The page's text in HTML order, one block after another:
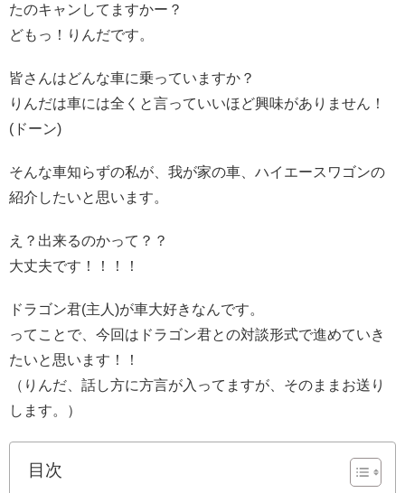
たのキャンしてますかー？
どもっ！りんだです。
皆さんはどんな車に乗っていますか？
りんだは車には全くと言っていいほど興味がありません！
(ドーン)
そんな車知らずの私が、我が家の車、ハイエースワゴンの
紹介したいと思います。
え？出来るのかって？？
大丈夫です！！！！
ドラゴン君(主人)が車大好きなんです。
ってことで、今回はドラゴン君との対談形式で進めていき
たいと思います！！
（りんだ、話し方に方言が入ってますが、そのままお送り
します。）
目次